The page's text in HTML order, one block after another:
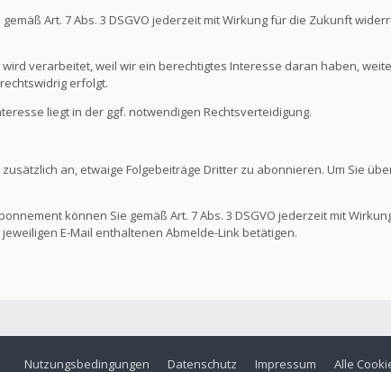
Art. 7 Abs. 3 DSGVO jederzeit mit Wirkung für die Zukunft
verarbeitet, weil wir ein berechtigtes Interesse daran haben,
erfolgt.
liegt in der ggf. notwendigen Rechtsverteidigung.
an, etwaige Folgebeiträge Dritter zu abonnieren. Um Sie
können Sie gemäß Art. 7 Abs. 3 DSGVO jederzeit mit
E-Mail enthaltenen Abmelde-Link betätigen.
Alle
Impressum
Datenschutz
Nutzungsbedingungen